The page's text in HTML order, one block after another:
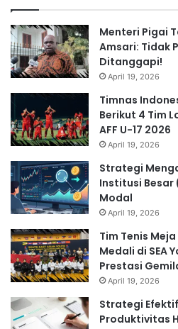
Menteri Pigai
Amsari: Tidak
Ditanggapi!
April 19, 2026
Timnas
Berikut 4 Tim
AFF U-17 2026
April 19, 2026
Strategi
Institusi Besar
Modal
April 19, 2026
Tim Tenis
Medali di SEA
Prestasi
April 19, 2026
Strategi
Produktivitas